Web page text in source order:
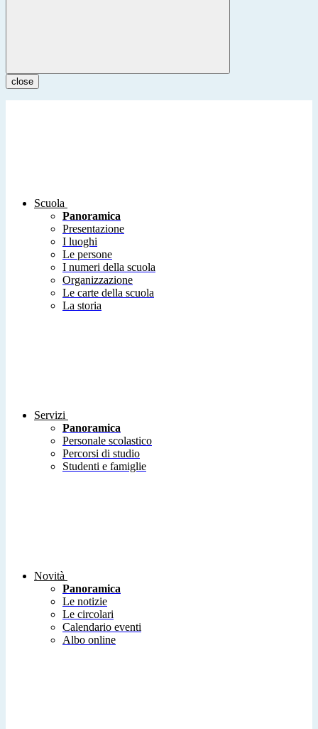
close
Scuola
Panoramica
Presentazione
I luoghi
Le persone
I numeri della scuola
Organizzazione
Le carte della scuola
La storia
Servizi
Panoramica
Personale scolastico
Percorsi di studio
Studenti e famiglie
Novità
Panoramica
Le notizie
Le circolari
Calendario eventi
Albo online